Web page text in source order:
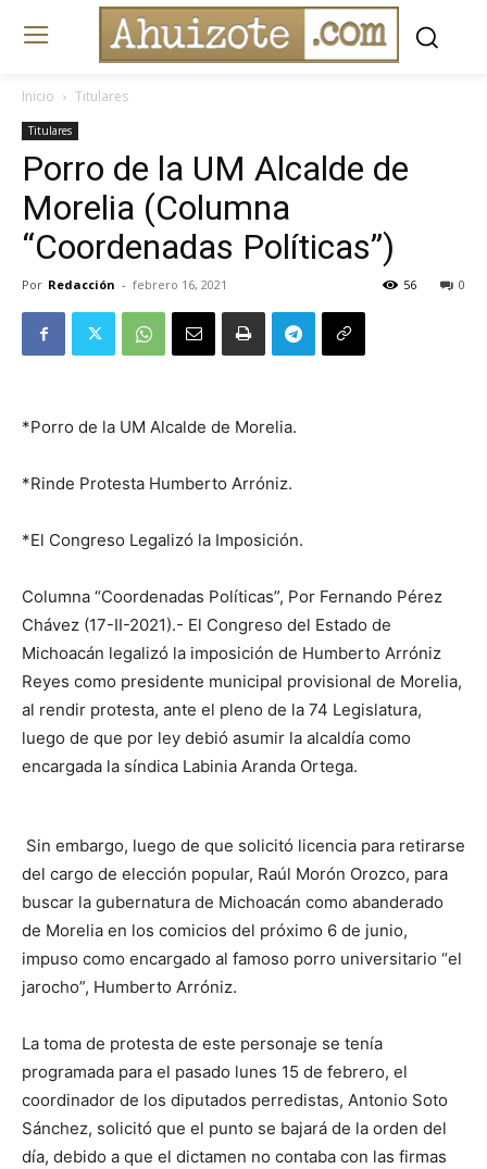
Inicio Titulares
Titulares
Porro de la UM Alcalde de
Morelia (Columna
“Coordenadas Políticas”)
Por Redacción - febrero 16, 2021 0
56
*Porro de la UM Alcalde de Morelia.
*Rinde Protesta Humberto Arróniz.
*El Congreso Legalizó la Imposición.
Columna “Coordenadas Políticas”, Por Fernando Pérez
Chávez (17-II-2021).- El Congreso del Estado de
Michoacán legalizó la imposición de Humberto Arróniz
Reyes como presidente municipal provisional de Morelia,
al rendir protesta, ante el pleno de la 74 Legislatura,
luego de que por ley debió asumir la alcaldía como
encargada la síndica Labinia Aranda Ortega.
Sin embargo, luego de que solicitó licencia para retirarse
del cargo de elección popular, Raúl Morón Orozco, para
buscar la gubernatura de Michoacán como abanderado
de Morelia en los comicios del próximo 6 de junio,
impuso como encargado al famoso porro universitario “el
jarocho”, Humberto Arróniz.
La toma de protesta de este personaje se tenía
programada para el pasado lunes 15 de febrero, el
coordinador de los diputados perredistas, Antonio Soto
Sánchez, solicitó que el punto se bajará de la orden del
día, debido a que el dictamen no contaba con las firmas